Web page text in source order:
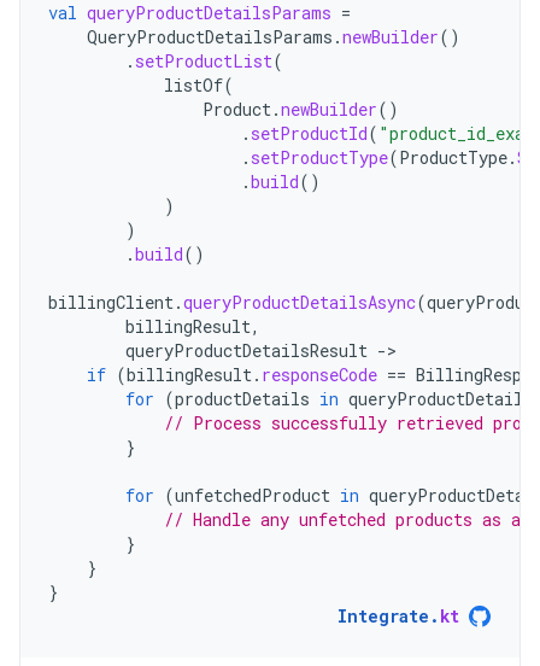
val queryProductDetailsParams =
QueryProductDetailsParams .newBuilder()
. setProductList(
listOf(
Product.newBuilder()
. setProductId(
. setProductType(ProductType.
.build()
)
)
.build()
billingClient.queryProductDetailsAsync(
billingResult,
queryProductDetailsResult -
if (billingResult. responseCode ==
for (productDetails in
// Process successfully retrieved
}
for (unfetchedProduct in
// Handle any unfetched products as
}
}
}
Integrate . kt